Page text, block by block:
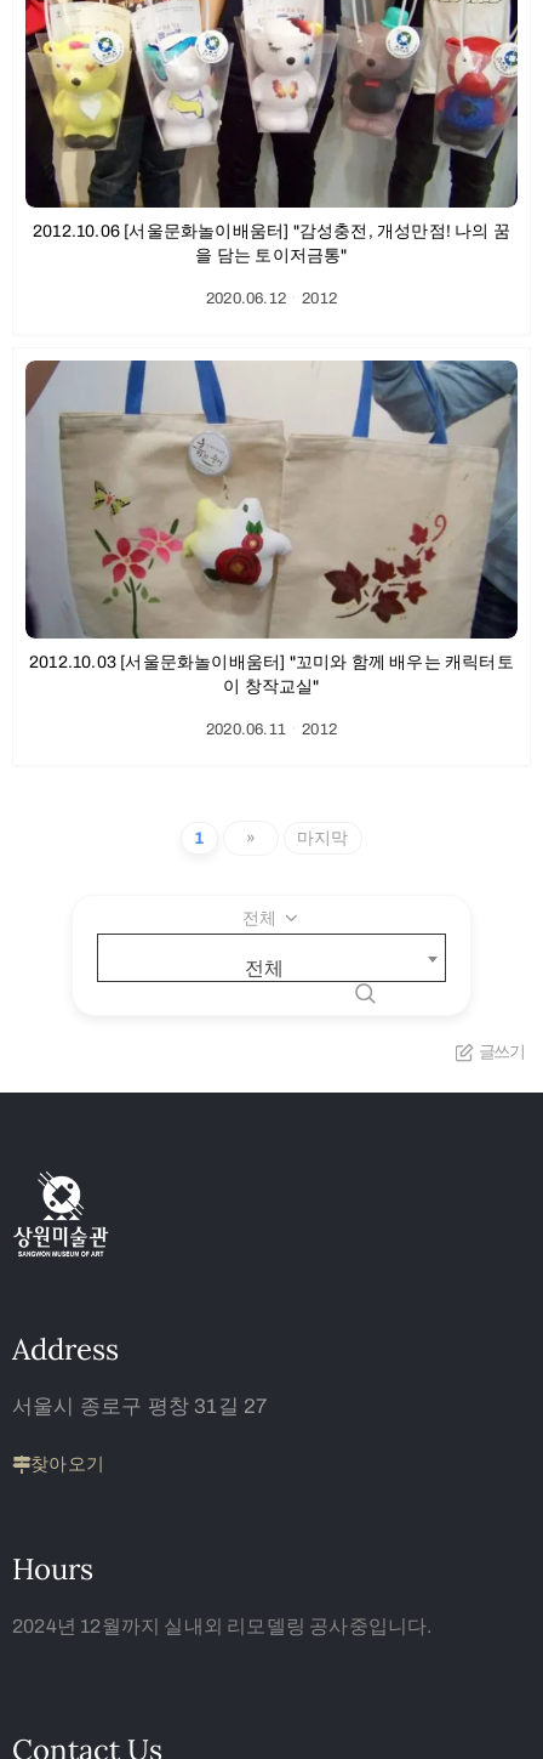
2012.10.06 [서울문화놀이배움터] "감성충전, 개성만점! 나의 꿈
을 담는 토이저금통"
2020.06.12ㆍ2012
2012.10.03 [서울문화놀이배움터] "꼬미와 함께 배우는 캐릭터토
이 창작교실"
2020.06.11 ㆍ2012
1 » 마지막
전체
전체
글쓰기
Address
서울시 종로구 평창 31길 27
찾아오기
Hours
2024년 12월까지 실내외 리모델링 공사중입니다.
Contact Us